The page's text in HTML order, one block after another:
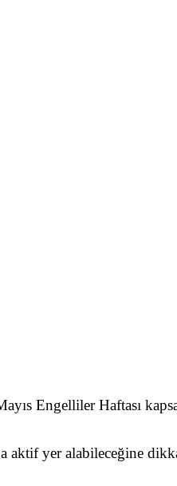
Engelliler Haftası
yer alabileceğine